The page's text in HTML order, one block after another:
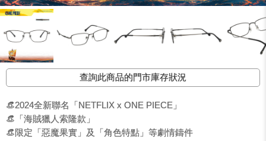
查詢此商品的門市庫存狀況
👒2024全新聯名「NETFLIX x ONE PIECE」
👒「海賊獵人索隆款」
👒限定「惡魔果實」及「角色特點」等劇情鑄件